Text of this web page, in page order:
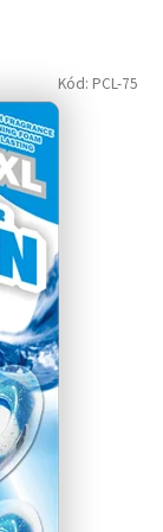
Kód: PCL-75